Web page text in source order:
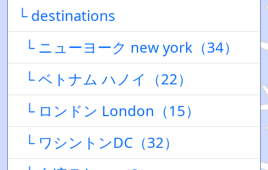
└ destinations
└ ニューヨーク new york（34）
└ ベトナム ハノイ（22）
└ ロンドン London（15）
└ ワシントンDC（32）